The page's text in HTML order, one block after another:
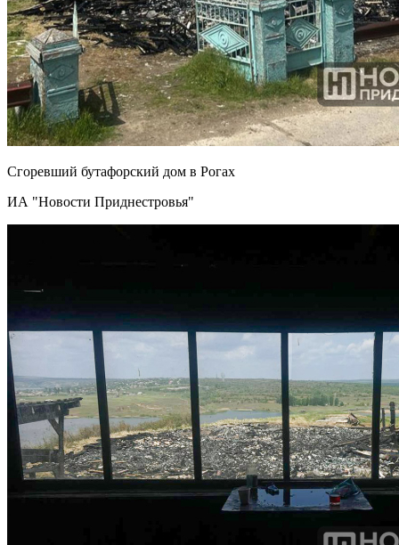
Сгоревший бутафорский дом в Рогах
ИА "Новости Приднестровья"